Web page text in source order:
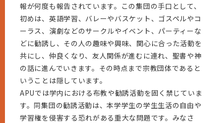
報が何度も報告されています。この集団の手口として、
初めは、英語学習、バレーやバスケット、ゴスペルやコ
ーラス、演劇などのサークルやイベント、パーティーな
どに勧誘し、その人の趣味や興味、関心に合った活動を
共にし、仲良くなり、友人関係が進むに連れ、聖書や神
の話に進んでいきます。その時点まで宗教団体であると
いうことは隠しています。
APUでは学内における布教や勧誘活動を固く禁じていま
す。同集団の勧誘活動は、本学学生の学生生活の自由や
学習権を侵害する恐れがある重大な問題です。みなさ